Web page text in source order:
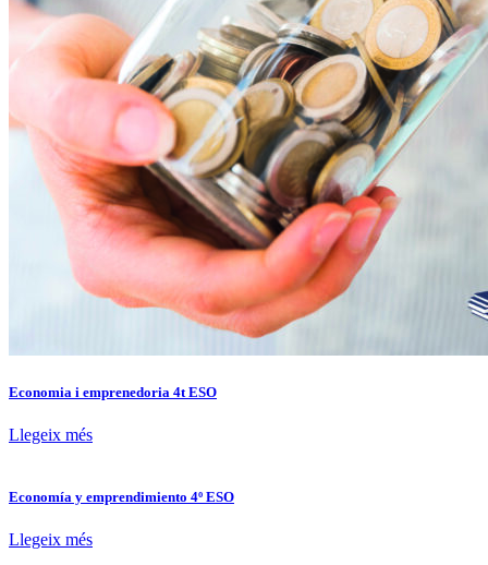
Economia i emprenedoria 4t ESO
Llegeix més
Economía y emprendimiento 4º ESO
Llegeix més